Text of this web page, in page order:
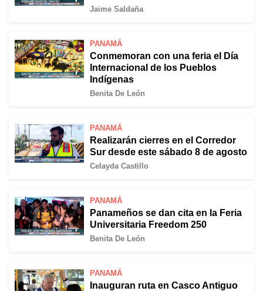
Jaime Saldaña
PANAMÁ
Conmemoran con una feria el Día
Internacional de los Pueblos
Indígenas
Benita De León
PANAMÁ
Realizarán cierres en el Corredor
Sur desde este sábado 8 de agosto
Celayda Castillo
PANAMÁ
Panameños se dan cita en la Feria
Universitaria Freedom 250
Benita De León
PANAMÁ
Inauguran ruta en Casco Antiguo